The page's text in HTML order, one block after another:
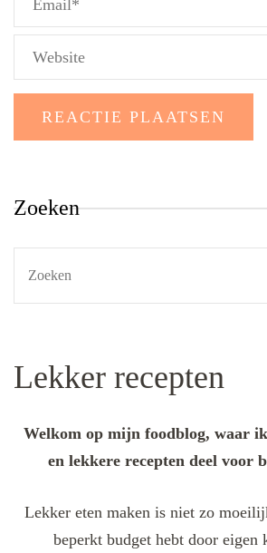
Zoeken
Lekker recepten
Welkom op mijn foodblog, waar
en lekkere recepten deel voor
Lekker eten maken is niet zo
beperkt budget hebt door eigen